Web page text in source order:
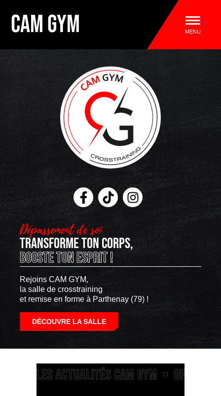
CAM GYM MENU
CAM GYM, salle de crosstraining et
Dépassement de soi
Transforme ton corps,
booste ton esprit !
Rejoins CAM GYM,
la salle de crosstraining
et remise en forme à Parthenay (79) !
DÉCOUVRE LA SALLE
FacebookTiktok Instagram